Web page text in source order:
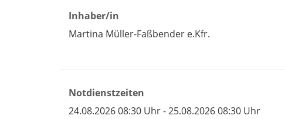
Inhaber/in
Martina Müller-Faßbender e.Kfr.
Notdienstzeiten
24.08.2026 08:30 Uhr - 25.08.2026 08:30 Uhr